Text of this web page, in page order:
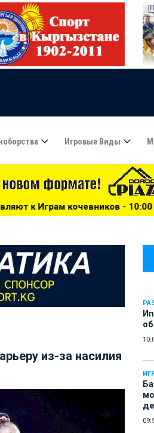
Игровые Виды
- 10:00 ***
из-за насилия